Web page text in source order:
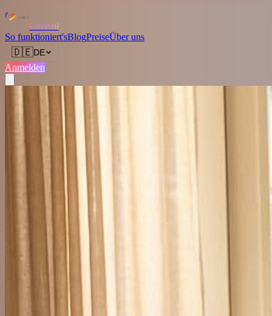
Love.nl
So funktioniert'sBlogPreiseÜber uns
🇩🇪DE
Anmelden